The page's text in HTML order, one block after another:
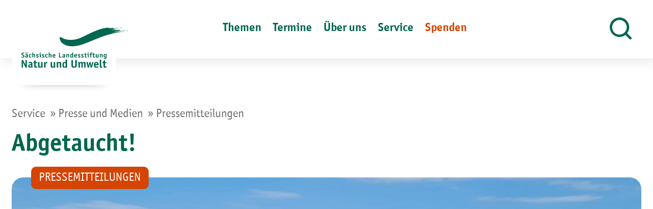
Themen Termine Über uns Service Spenden
Service » Presse und Medien » Pressemitteilungen
Abgetaucht!
PRESSEMITTEILUNGEN